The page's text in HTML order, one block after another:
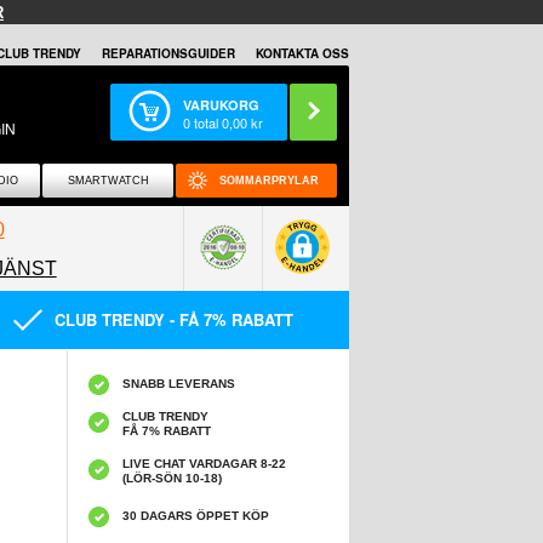
TRENDY REPARATIONSGUIDER KONTAKTA OSS
VARUKORG
0total0,00kr
SMARTWATCH SOMMARPRYLAR
CLUB TRENDY - FÅ 7% RABATT
SNABB LEVERANS
CLUB TRENDY
FÅ 7% RABATT
LIVE CHAT VARDAGAR 8-22
(LÖR-SÖN 10-18)
30 DAGARS ÖPPET KÖP